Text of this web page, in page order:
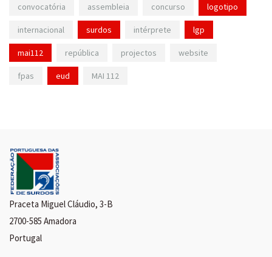
convocatória assembleia concurso logotipo
internacional surdos intérprete lgp
mai112 república projectos website
fpas eud MAI 112
Praceta Miguel Cláudio, 3-B
2700-585 Amadora
Portugal